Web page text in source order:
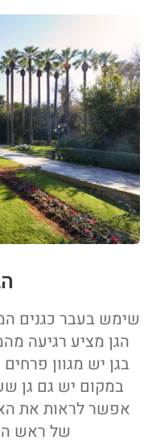
שימש בעבר כגנים
הגן מציע רגיעה
בגן יש מגוון פרחים
במקום יש גם גן
אפשר לראות את
של ראש